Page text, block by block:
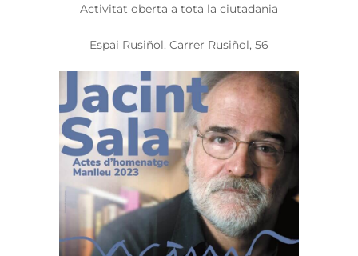
Activitat oberta a tota la ciutadania
Espai Rusiñol. Carrer Rusiñol, 56